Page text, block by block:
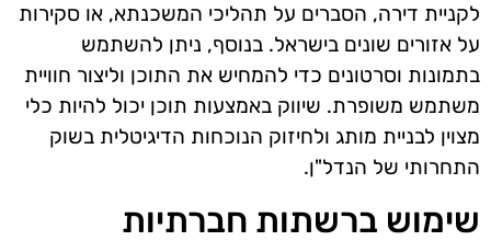
לקניית דירה, הסברים על תהליכי המשכנתא, או סקירות
על אזורים שונים בישראל. בנוסף, ניתן להשתמש
בתמונות וסרטונים כדי להמחיש את התוכן וליצור חוויית
משתמש משופרת. שיווק באמצעות תוכן יכול להיות כלי
מצוין לבניית מותג ולחיזוק הנוכחות הדיגיטלית בשוק
התחרותי של הנדל"ן.
שימוש ברשתות חברתיות